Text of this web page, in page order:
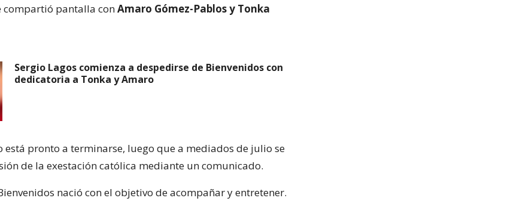
compartió pantalla conAmaro Gómez-Pablos y Tonka
Sergio Lagos comienza a despedirse de Bienvenidos con
dedicatoria a Tonka y Amaro
está pronto a terminarse, luego que a mediados de julio se
de la exestación católica mediante un comunicado.
nació con el objetivo de acompañar y entretener.